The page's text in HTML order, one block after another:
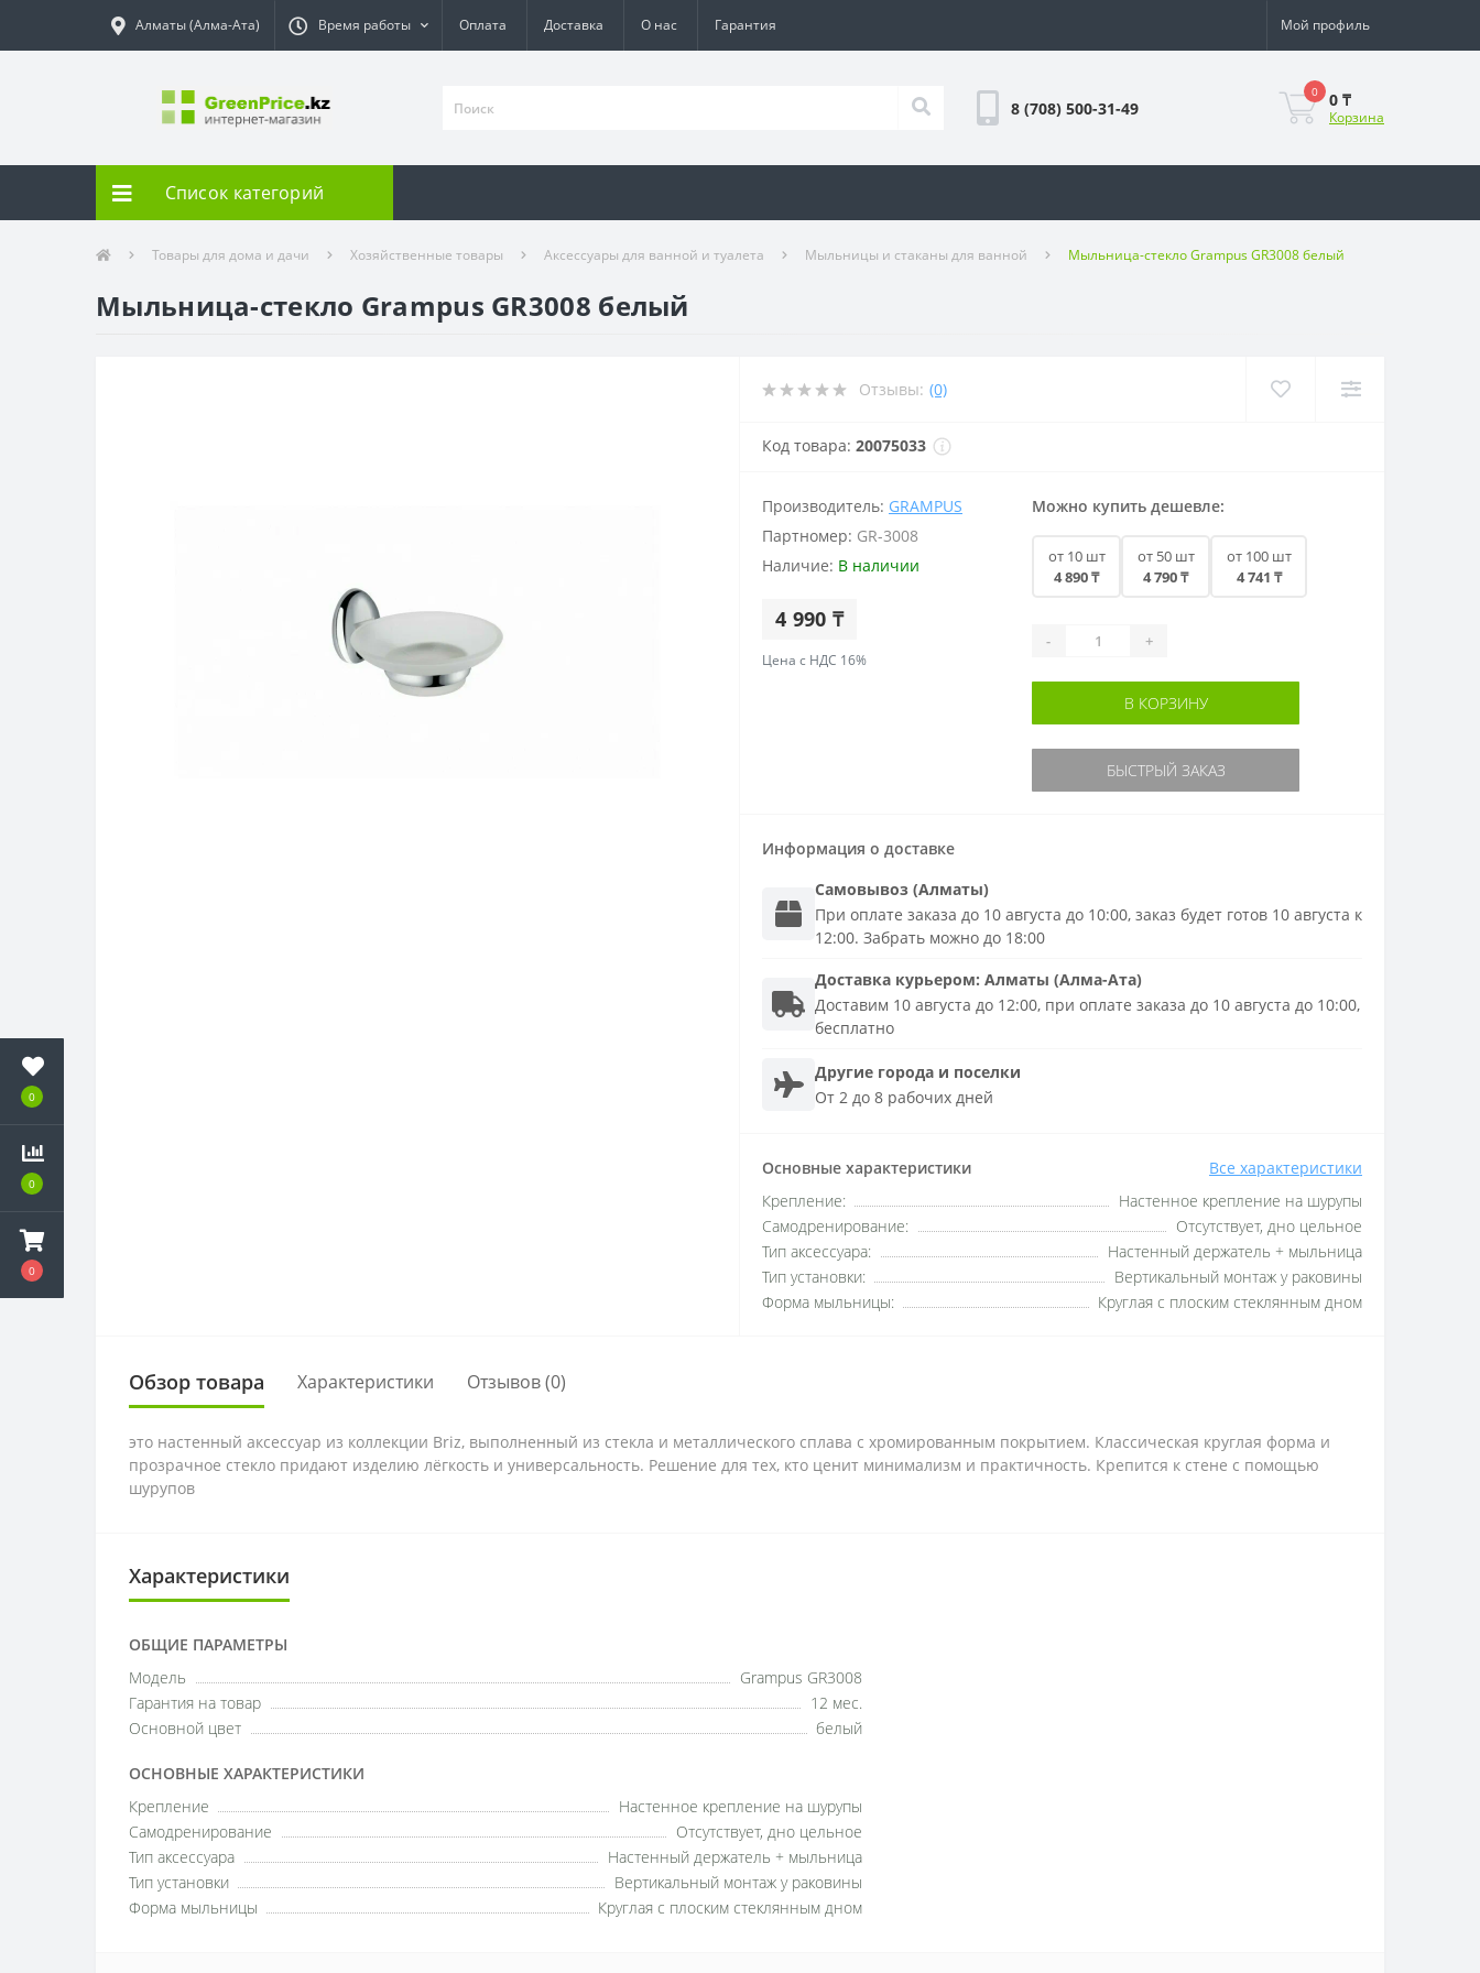
0
0
0
Алматы (Алма-Ата) Время работы Оплата Доставка О нас Гарантия Мой профиль
8 (708) 500-31-49
0 0 ₸
Корзина
Список категорий
Товары для дома и дачи Хозяйственные товары Аксессуары для ванной и туалета Мыльницы и стаканы для ванной Мыльница-стекло Grampus GR3008 белый
Мыльница-стекло Grampus GR3008 белый
Отзывы: (0)
Код товара: 20075033
Производитель: GRAMPUS
Партномер: GR-3008
Наличие: В наличии
4 990 ₸
Цена с НДС 16%
Можно купить дешевле:
от 10 шт
4 890 ₸
от 50 шт
4 790 ₸
от 100 шт
4 741 ₸
- +
В КОРЗИНУ
БЫСТРЫЙ ЗАКАЗ
Информация о доставке
Самовывоз (Алматы)
При оплате заказа до 10 августа до 10:00, заказ будет готов 10 августа к
12:00. Забрать можно до 18:00
Доставка курьером: Алматы (Алма-Ата)
Доставим 10 августа до 12:00, при оплате заказа до 10 августа до 10:00,
бесплатно
Другие города и поселки
От 2 до 8 рабочих дней
Основные характеристики Все характеристики
Крепление:
Настенное крепление на шурупы
Самодренирование:
Отсутствует, дно цельное
Тип аксессуара:
Настенный держатель + мыльница
Тип установки:
Вертикальный монтаж у раковины
Форма мыльницы:
Круглая с плоским стеклянным дном
Обзор товара Характеристики Отзывов (0)
это настенный аксессуар из коллекции Briz, выполненный из стекла и металлического сплава с хромированным покрытием. Классическая круглая форма и
прозрачное стекло придают изделию лёгкость и универсальность. Решение для тех, кто ценит минимализм и практичность. Крепится к стене с помощью
шурупов
Характеристики
ОБЩИЕ ПАРАМЕТРЫ
Модель
Grampus GR3008
Гарантия на товар
12 мес.
Основной цвет
белый
ОСНОВНЫЕ ХАРАКТЕРИСТИКИ
Крепление
Настенное крепление на шурупы
Самодренирование
Отсутствует, дно цельное
Тип аксессуара
Настенный держатель + мыльница
Тип установки
Вертикальный монтаж у раковины
Форма мыльницы
Круглая с плоским стеклянным дном